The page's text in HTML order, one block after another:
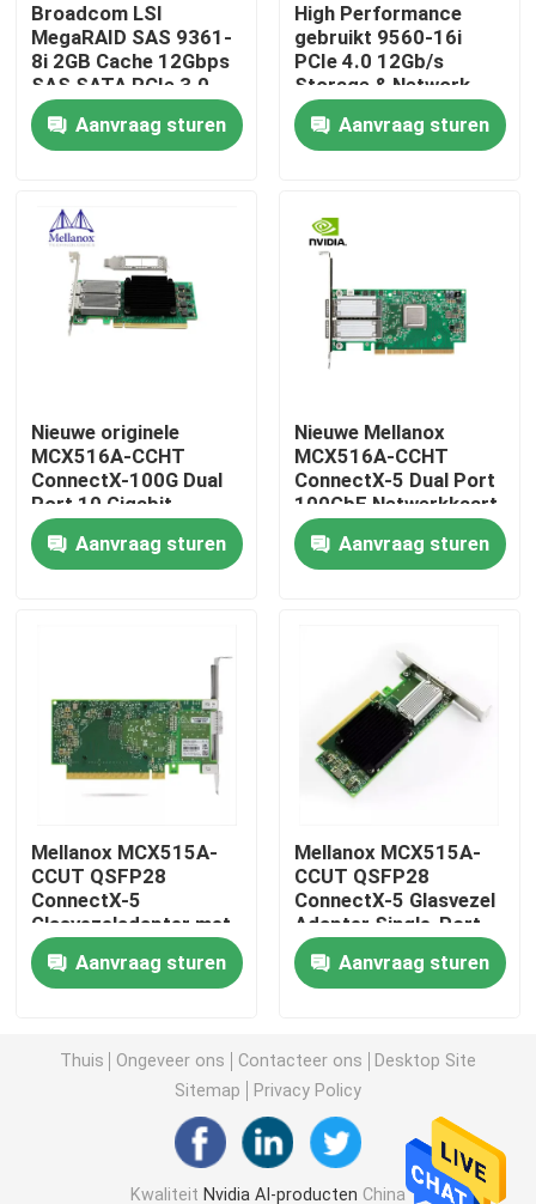
Producten
Ongeveer ons
Kwaliteitscontrole
Nieuws
Nvidia AI-producten
de Module van 100G QSFP28
de Module van 25G SFP28
Finisar Optische Zendontvanger
de kaart van de netwerkadapter
De Vergunning van de brokaatpeul
Broadcom LSI
MegaRAID SAS 9361-
8i 2GB Cache 12Gbps
SAS SATA PCIe 3.0
RAID Controller Card
Aanvraag sturen
High Performance
gebruikt 9560-16i
PCIe 4.0 12Gb/s
Storage & Network
Interface Card
Adapter voor servers
Aanvraag sturen
Nieuwe originele
MCX516A-CCHT
ConnectX-100G Dual
Port 10 Gigabit
Ethernet Card
MCX516A-CDAT
Aanvraag sturen
Nieuwe Mellanox
MCX516A-CCHT
ConnectX-5 Dual Port
100GbE Netwerkkaart
Adapterkaart
Aanvraag sturen
Mellanox MCX515A-
CCUT QSFP28
ConnectX-5
Glasvezeladapter met
één poort voor
Ethernet 4G Hoge
beugel 1 jaar garantie
Aanvraag sturen
Mellanox MCX515A-
CCUT QSFP28
ConnectX-5 Glasvezel
Adapter Single-Port
voor Ethernet 4G Hoge
BeugelAanvraag sturen
Thuis Ongeveer ons Contacteer ons
Desktop Site
Sitemap
Privacy Policy
Kwaliteit Nvidia AI-producten China